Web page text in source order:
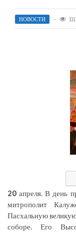
НОВОСТИ
20 апреля. В день
митрополит
Пасхальную
соборе. Его